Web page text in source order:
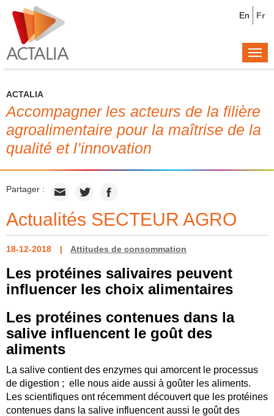
Fr
En
ACTALIA
Accompagner les acteurs de la filière
agroalimentaire pour la maîtrise de la
qualité et l’innovation
Partager :
Actualités SECTEUR AGRO
18-12-2018 Attitudes de consommation
Les protéines salivaires peuvent
influencer les choix alimentaires
Les protéines contenues dans la
salive influencent le goût des
aliments
La salive contient des enzymes qui amorcent le processus
de digestion ; elle nous aide aussi à goûter les aliments.
Les scientifiques ont récemment découvert que les protéines
contenues dans la salive influencent aussi le goût des